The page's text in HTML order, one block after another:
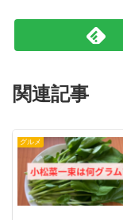
関連記事
グルメ